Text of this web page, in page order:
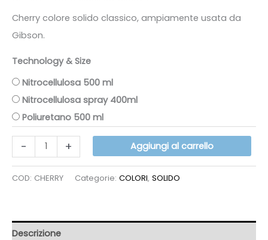
prezzo:
a
Cherry colore solido classico, ampiamente usata da
Gibson.
Technology & Size
Nitrocellulosa 500 ml
Nitrocellulosa spray 400ml
Poliuretano 500 ml
-
quantità
+ Aggiungi al carrello
COD: CHERRY Categorie: COLORI, SOLIDO
Descrizione